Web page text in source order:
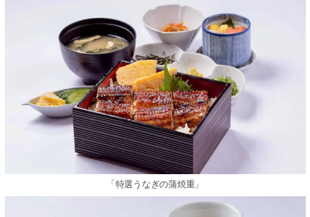
「特選うなぎの蒲焼重」